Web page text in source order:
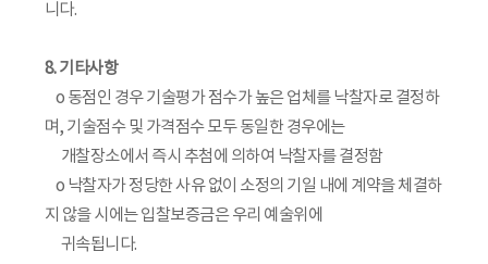
니다.
8. 기타사항
o 동점인 경우 기술평가 점수가 높은 업체를 낙찰자로 결정하
며, 기술점수 및 가격점수 모두 동일한 경우에는
개찰장소에서 즉시 추첨에 의하여 낙찰자를 결정함
o 낙찰자가 정당한 사유 없이 소정의 기일 내에 계약을 체결하
지 않을 시에는 입찰보증금은 우리 예술위에
귀속됩니다.